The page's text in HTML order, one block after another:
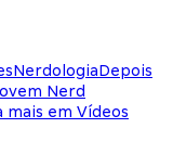
NerdologiaDepois
Nerd
mais em Vídeos